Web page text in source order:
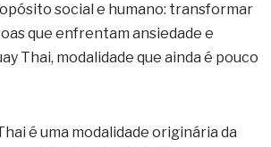
social e humano: transformar
que enfrentam ansiedade e
Thai, modalidade que ainda é pouco
é uma modalidade originária da